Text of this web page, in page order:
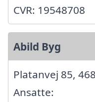
CVR: 19548708
Abild Byg
Platanvej 85,
Ansatte: